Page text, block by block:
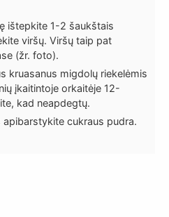
ištepkite 1-2 šaukštais
viršų. Viršų taip pat
(žr. foto).
kruasanus migdolų riekelėmis
įkaitintoje orkaitėje 12-
kad neapdegtų.
apibarstykite cukraus pudra.